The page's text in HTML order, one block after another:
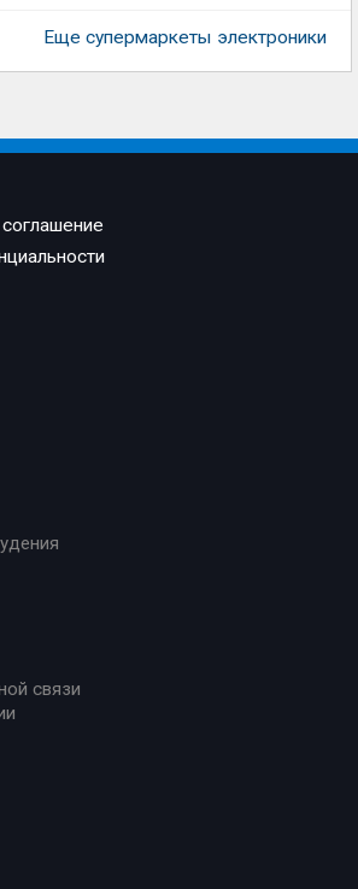
Еще супермаркеты электроники
связи